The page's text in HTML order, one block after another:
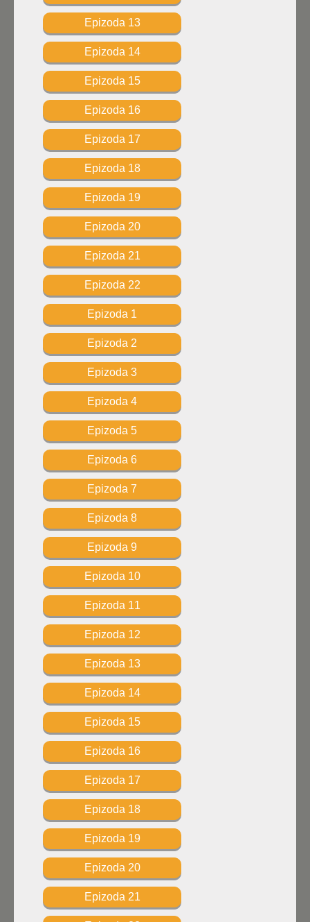
Epizoda 13
Epizoda 14
Epizoda 15
Epizoda 16
Epizoda 17
Epizoda 18
Epizoda 19
Epizoda 20
Epizoda 21
Epizoda 22
Epizoda 1
Epizoda 2
Epizoda 3
Epizoda 4
Epizoda 5
Epizoda 6
Epizoda 7
Epizoda 8
Epizoda 9
Epizoda 10
Epizoda 11
Epizoda 12
Epizoda 13
Epizoda 14
Epizoda 15
Epizoda 16
Epizoda 17
Epizoda 18
Epizoda 19
Epizoda 20
Epizoda 21